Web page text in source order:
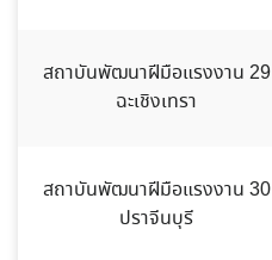
สถาบันพัฒนาฝีมือแรงงาน 29
ฉะเชิงเทรา
สถาบันพัฒนาฝีมือแรงงาน 30
ปราจีนบุรี